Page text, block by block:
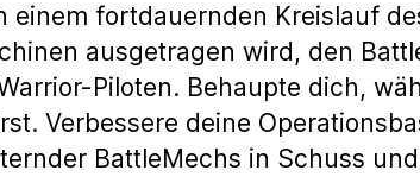
fortdauernden Kreislauf
ausgetragen wird, den
Piloten. Behaupte dich,
Verbessere deine
BattleMechs in Schuss